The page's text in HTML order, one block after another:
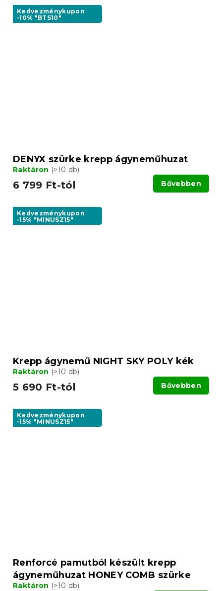
Kedvezménykupon
-10% "BTS10"
DENYX szürke krepp ágyneműhuzat
Raktáron (>10 db)
6 799 Ft-tól Bővebben
Kedvezménykupon
-15% "MINUSZ15"
Krepp ágynemű NIGHT SKY POLY kék
Raktáron (>10 db)
5 690 Ft-tól Bővebben
Kedvezménykupon
-15% "MINUSZ15"
Renforcé pamutból készült krepp
ágyneműhuzat HONEY COMB szürke
Raktáron (>10 db)